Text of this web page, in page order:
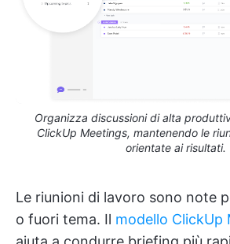
Organizza discussioni di alta
ClickUp Meetings, mantenendo le
orientate ai risultati.
Le riunioni di lavoro sono note
o fuori tema. Il modello ClickUp